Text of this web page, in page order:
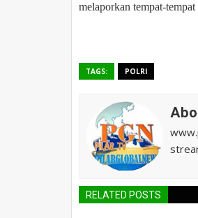
melaporkan tempat-
TAGS: POLRI
RELATED POSTS